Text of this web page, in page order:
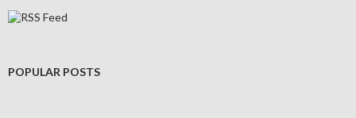
POPULAR POSTS